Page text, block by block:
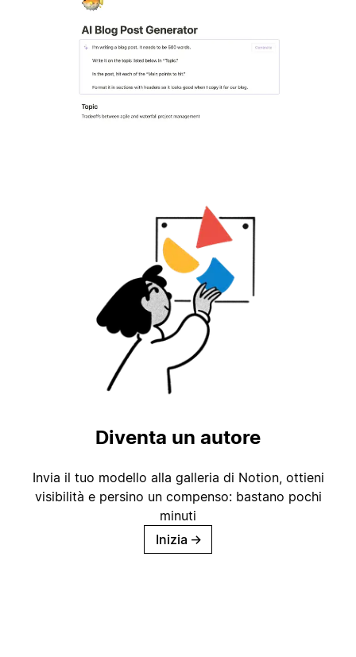
Diventa un autore
Invia il tuo modello alla galleria di Notion, ottieni
visibilità e persino un compenso: bastano pochi
minuti
Inizia →